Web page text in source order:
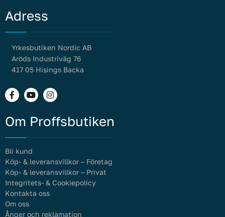
Adress
Yrkesbutiken Nordic AB
Aröds Industriväg 76
417 05 Hisings Backa
Om Proffsbutiken
Bli kund
Köp- & leveransvillkor – Företag
Köp- & leveransvillkor – Privat
Integritets- & Cookiepolicy
Kontakta oss
Om oss
Ånger och reklamation